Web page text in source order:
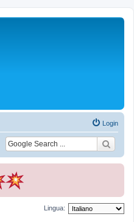
Login
Lingua: